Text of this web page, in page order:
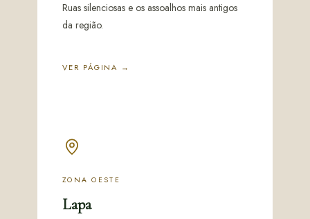
Ruas silenciosas e os assoalhos mais antigos
da região.
VER PÁGINA →
ZONA OESTE
Lapa